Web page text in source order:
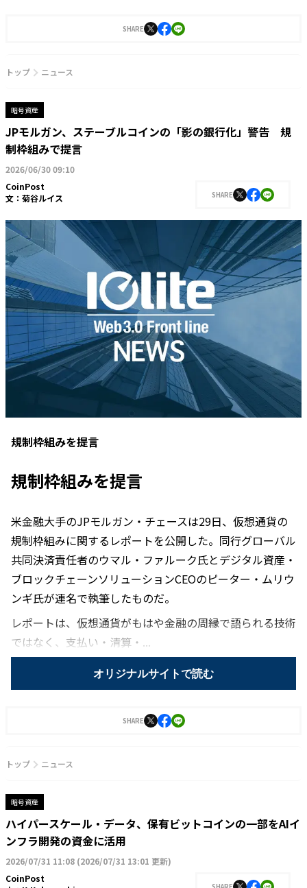
ォーム「Bit Lending」を立ち上げる。常識を覆す革新的なアイデアでクリプトレン
ディングの業界水準を上げ多くのユーザーから支持を得ている。現在はドバイに在
SHARE
トップ ニュース
暗号資産
JPモルガン、ステーブルコインの「影の銀行化」警告 規
制枠組みで提言
2026/06/30 09:10
CoinPost
文： 菊谷ルイス SHARE
規制枠組みを提言
規制枠組みを提言
米金融大手のJPモルガン・チェースは29日、仮想通貨の
規制枠組みに関するレポートを公開した。同行グローバル
共同決済責任者のウマル・ファルーク氏とデジタル資産・
ブロックチェーンソリューションCEOのピーター・ムリウ
ンギ氏が連名で執筆したものだ。
レポートは、仮想通貨がもはや金融の周縁で語られる技術
ではなく、支払い・清算・...
オリジナルサイトで読む
SHARE
トップ ニュース
暗号資産
ハイパースケール・データ、保有ビットコインの一部をAIイ
ンフラ開発の資金に活用
2026/07/31 11:08 (2026/07/31 13:01 更新)
CoinPost